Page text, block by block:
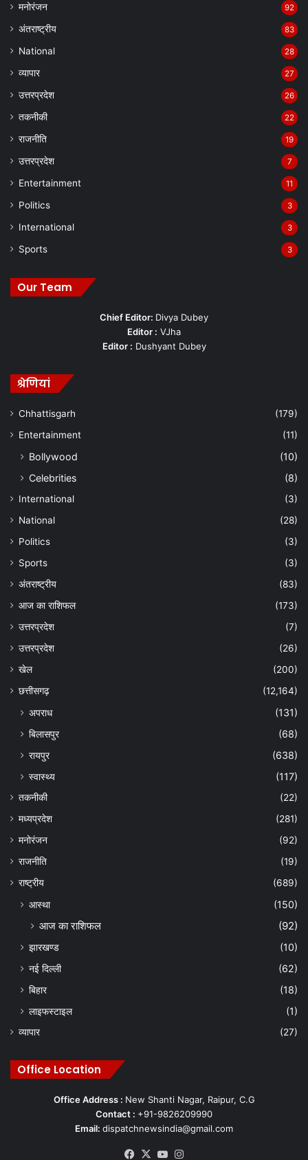
मनोरंजन 92
अंतराष्ट्रीय 83
National 28
व्यापार 27
उत्तरप्रदेश 26
तकनीकी 22
राजनीति 19
उत्तरप्रदेश 7
Entertainment 11
Politics 3
International 3
Sports 3
Our Team
Chief Editor: Divya Dubey
Editor : VJha
Editor : Dushyant Dubey
श्रेणियां
Chhattisgarh
(179)
Entertainment
(11)
Bollywood
(10)
Celebrities
(8)
International
(3)
National
(28)
Politics
(3)
Sports
(3)
अंतराष्ट्रीय
(83)
आज का राशिफल
(173)
उत्तरप्रदेश
(7)
उत्तरप्रदेश
(26)
खेल
(200)
छत्तीसगढ़
(12,164)
अपराध
(131)
बिलासपुर
(68)
रायपुर
(638)
स्वास्थ्य
(117)
तकनीकी
(22)
मध्यप्रदेश
(281)
मनोरंजन
(92)
राजनीति
(19)
राष्ट्रीय
(689)
आस्था (150)
आज का राशिफल (92)
झारखण्ड
(10)
नई दिल्ली
(62)
बिहार
(18)
लाइफस्टाइल
(1)
व्यापार (27)
Office Location
Office Address : New Shanti Nagar, Raipur, C.G
Contact : +91-9826209990
Email: dispatchnewsindia@gmail.com
Facebook
X YouTube